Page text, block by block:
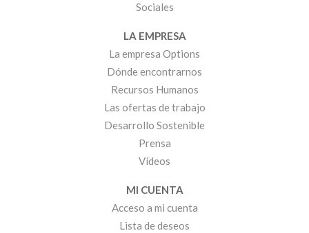
Sociales
LA EMPRESA
La empresa Options
Dónde encontrarnos
Recursos Humanos
Las ofertas de trabajo
Desarrollo Sostenible
Prensa
Vídeos
MI CUENTA
Acceso a mi cuenta
Lista de deseos